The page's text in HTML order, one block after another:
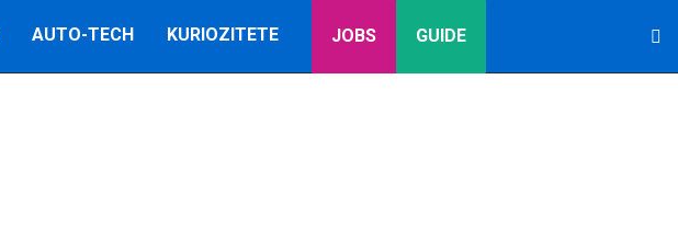
AUTO-TECH KURIOZITETE JOBS GUIDE